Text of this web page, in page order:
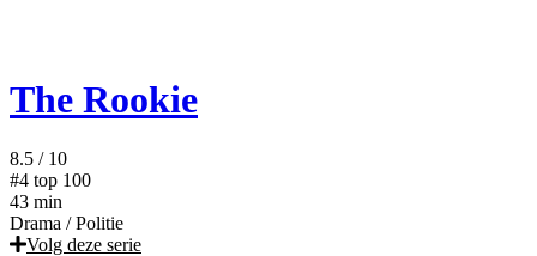
The Rookie
8.5 / 10
#4 top 100
43 min
Drama / Politie
Volg deze serie